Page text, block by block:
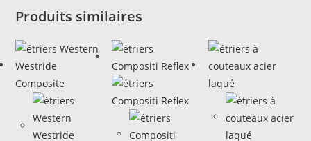
Produits similaires